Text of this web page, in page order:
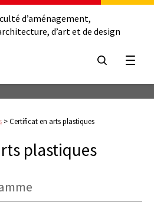
d’aménagement,
d’art et de design
>Certificat en arts plastiques
plastiques